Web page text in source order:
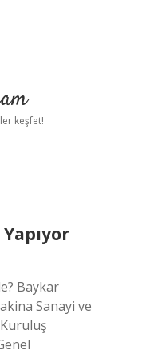
keşfet!
Baykar
Sanayi ve